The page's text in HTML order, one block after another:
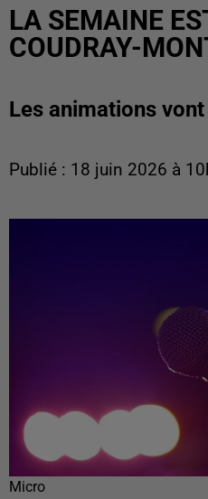
LA SEMAINE
COUDRAY-
Les animations
Publié : 18 juin 2026 à
Micro